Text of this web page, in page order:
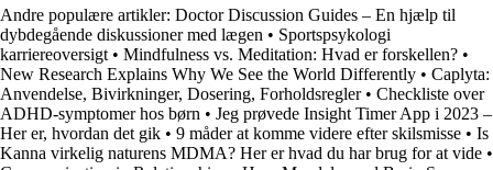
Andre populære artikler: Doctor Discussion Guides – En hjælp til
dybdegående diskussioner med lægen • Sportspsykologi
karriereoversigt • Mindfulness vs. Meditation: Hvad er forskellen? •
New Research Explains Why We See the World Differently • Caplyta:
Anvendelse, Bivirkninger, Dosering, Forholdsregler• Checkliste over
ADHD-symptomer hos børn • Jeg prøvede Insight Timer App i 2023 –
Her er, hvordan det gik • 9 måder at komme videre efter skilsmisse • Is
Kanna virkelig naturens MDMA? Her er hvad du har brug for at vide •